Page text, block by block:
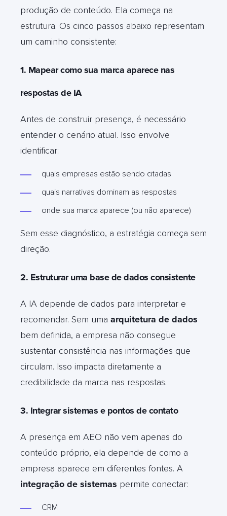
produção de conteúdo. Ela começa na
estrutura. Os cinco passos abaixo representam
um caminho consistente:
1. Mapear como sua marca aparece nas
respostas de IA
Antes de construir presença, é necessário
entender o cenário atual. Isso envolve
identificar:
quais empresas estão sendo citadas
quais narrativas dominam as respostas
onde sua marca aparece (ou não aparece)
Sem esse diagnóstico, a estratégia começa sem
direção.
2. Estruturar uma base de dados consistente
A IA depende de dados para interpretar e
recomendar. Sem uma arquitetura de dados
bem definida, a empresa não consegue
sustentar consistência nas informações que
circulam. Isso impacta diretamente a
credibilidade da marca nas respostas.
3. Integrar sistemas e pontos de contato
A presença em AEO não vem apenas do
conteúdo próprio, ela depende de como a
empresa aparece em diferentes fontes. A
integração de sistemas permite conectar:
CRM